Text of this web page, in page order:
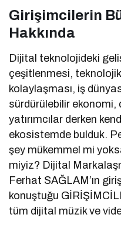
Girişimcilerin
Hakkında
Dijital teknolojideki
çeşitlenmesi,
kolaylaşması, iş
sürdürülebilir
yatırımcılar derken
ekosistemde bulduk.
şey mükemmel mi
miyiz? Dijital
Ferhat SAĞLAM’ın
konuştuğu
tüm dijital müzik ve